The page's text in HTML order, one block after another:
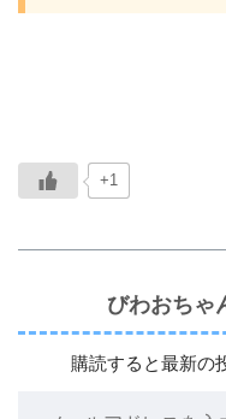
+1
びわおちゃ
購読すると最新の